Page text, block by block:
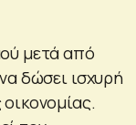
μετά από
δώσει ισχυρή